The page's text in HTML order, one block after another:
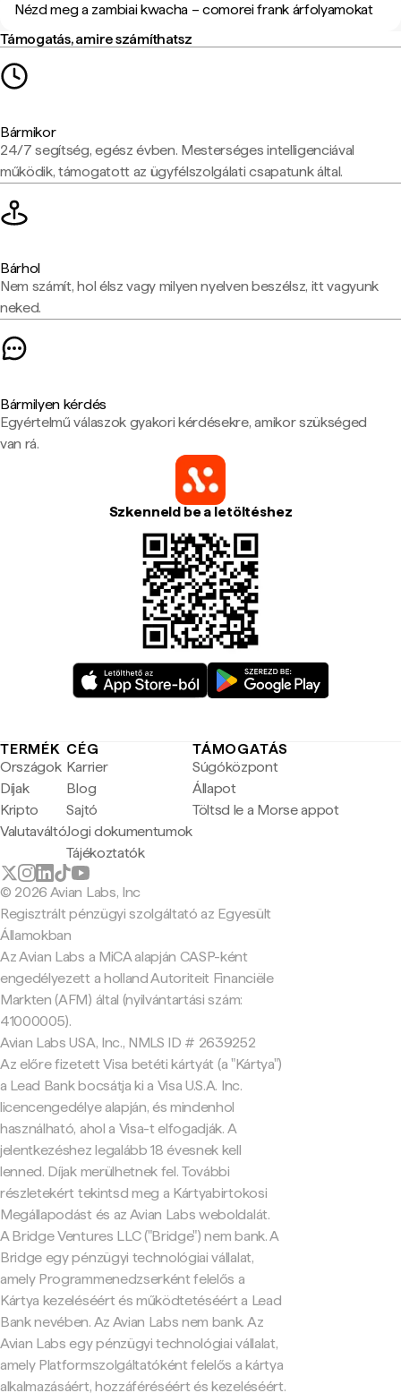
Nézd meg a zambiai kwacha – comorei frank árfolyamokat
Támogatás, amire számíthatsz
Bármikor
24/7 segítség, egész évben. Mesterséges intelligenciával
működik, támogatott az ügyfélszolgálati csapatunk által.
Bárhol
Nem számít, hol élsz vagy milyen nyelven beszélsz, itt vagyunk
neked.
Bármilyen kérdés
Egyértelmű válaszok gyakori kérdésekre, amikor szükséged
van rá.
Szkenneld be a letöltéshez
TERMÉK
Országok
Díjak
Kripto
Valutaváltó
CÉG
Karrier
Blog
Sajtó
Jogi dokumentumok
Tájékoztatók
TÁMOGATÁS
Súgóközpont
Állapot
Töltsd le a Morse appot
© 2026 Avian Labs, Inc
Regisztrált pénzügyi szolgáltató az Egyesült
Államokban
Az Avian Labs a MiCA alapján CASP-ként
engedélyezett a holland Autoriteit Financiële
Markten (AFM) által (nyilvántartási szám:
41000005).
Avian Labs USA, Inc., NMLS ID # 2639252
Az előre fizetett Visa betéti kártyát (a "Kártya")
a Lead Bank bocsátja ki a Visa U.S.A. Inc.
licencengedélye alapján, és mindenhol
használható, ahol a Visa-t elfogadják. A
jelentkezéshez legalább 18 évesnek kell
lenned. Díjak merülhetnek fel. További
részletekért tekintsd meg a Kártyabirtokosi
Megállapodást és az Avian Labs weboldalát.
A Bridge Ventures LLC ("Bridge") nem bank. A
Bridge egy pénzügyi technológiai vállalat,
amely Programmenedzserként felelős a
Kártya kezeléséért és működtetéséért a Lead
Bank nevében. Az Avian Labs nem bank. Az
Avian Labs egy pénzügyi technológiai vállalat,
amely Platformszolgáltatóként felelős a kártya
alkalmazásáért, hozzáféréséért és kezeléséért.